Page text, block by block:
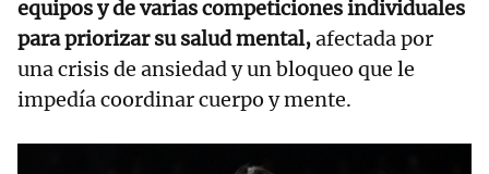
equipos y de varias competiciones individuales
para priorizar su salud mental,afectada por
una crisis de ansiedad y un bloqueo que le
impedía coordinar cuerpo y mente.